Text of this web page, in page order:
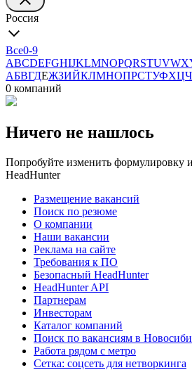
Россия
Все0-9
ABCDEFGHIJKLMNOPQRSTUVWX
АБВГДЕЖЗИЙКЛМНОПРСТУФХЦЧ
0 компаний
Ничего не нашлось
Попробуйте изменить формулировку
HeadHunter
Размещение вакансий
Поиск по резюме
О компании
Наши вакансии
Реклама на сайте
Требования к ПО
Безопасный HeadHunter
HeadHunter API
Партнерам
Инвесторам
Каталог компаний
Поиск по вакансиям в
Работа рядом с метро
Сетка: соцсеть для нетворкинга